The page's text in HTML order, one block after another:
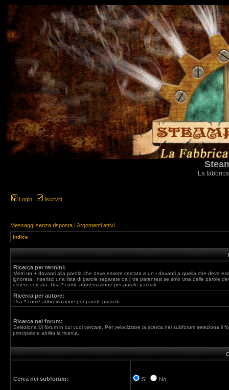
La
Login Iscriviti
Messaggi senza risposta | Argomenti attivi
Indice
Ricerca per termini:
Metti un + davanti alla parola che deve essere cercata e un - davanti a quella che deve
ignorata. Inserisci una lista di parole separate da | tra parentesi se solo una delle parole
essere cercata. Usa * come abbreviazione per parole parziali.
Ricerca per autore:
Usa * come abbreviazione per parole parziali.
Ricerca nei forum:
Seleziona il/i forum in cui vuoi cercare. Per velocizzare la ricerca nei subforum seleziona il
principale e abilita la ricerca.
Cerca nei subforum: Sì No